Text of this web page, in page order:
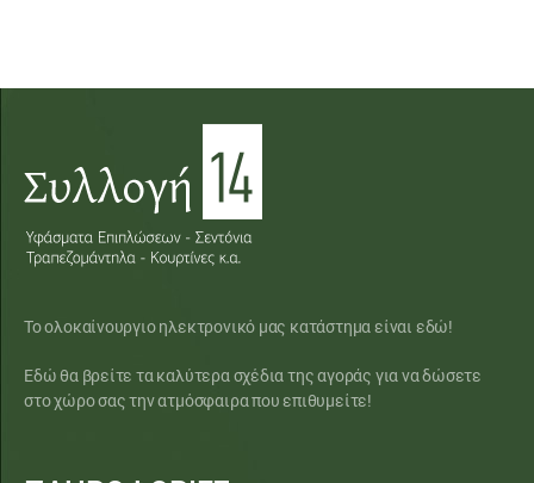
Το ολοκαίνουργιο ηλεκτρονικό μας κατάστημα είναι εδώ!
Εδώ θα βρείτε τα καλύτερα σχέδια της αγοράς για να δώσετε
στο χώρο σας την ατμόσφαιρα που επιθυμείτε!